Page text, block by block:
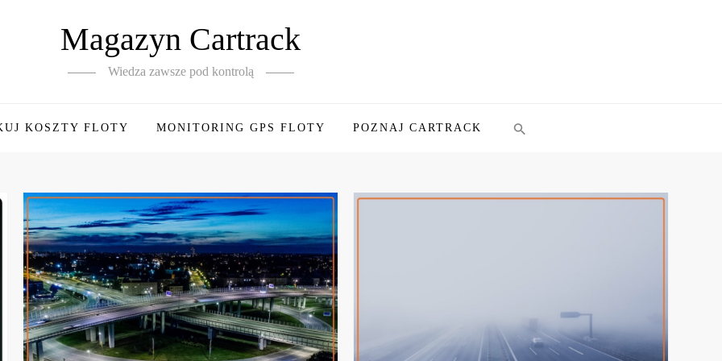
Magazyn Cartrack
Wiedza zawsze pod kontrolą
KOSZTY FLOTY MONITORING GPS FLOTY POZNAJ CARTRACK